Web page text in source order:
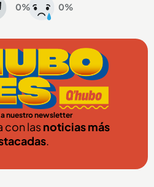
0% 0%
nuestro newsletter
con lasnoticias más
.